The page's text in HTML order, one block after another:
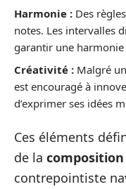
Harmonie : Des
notes. Les intervalles
garantir une harmonie
Créativité : Malgré
est encouragé à
d’exprimer ses idées
Ces éléments
de la
contrepointiste